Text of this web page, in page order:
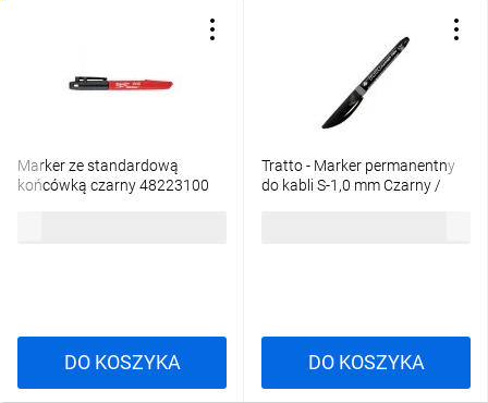
Marker ze standardową
końcówką czarny 48223100
DO KOSZYKA
Tratto - Marker permanentny
do kabli S-1,0 mm Czarny /
DO KOSZYKA